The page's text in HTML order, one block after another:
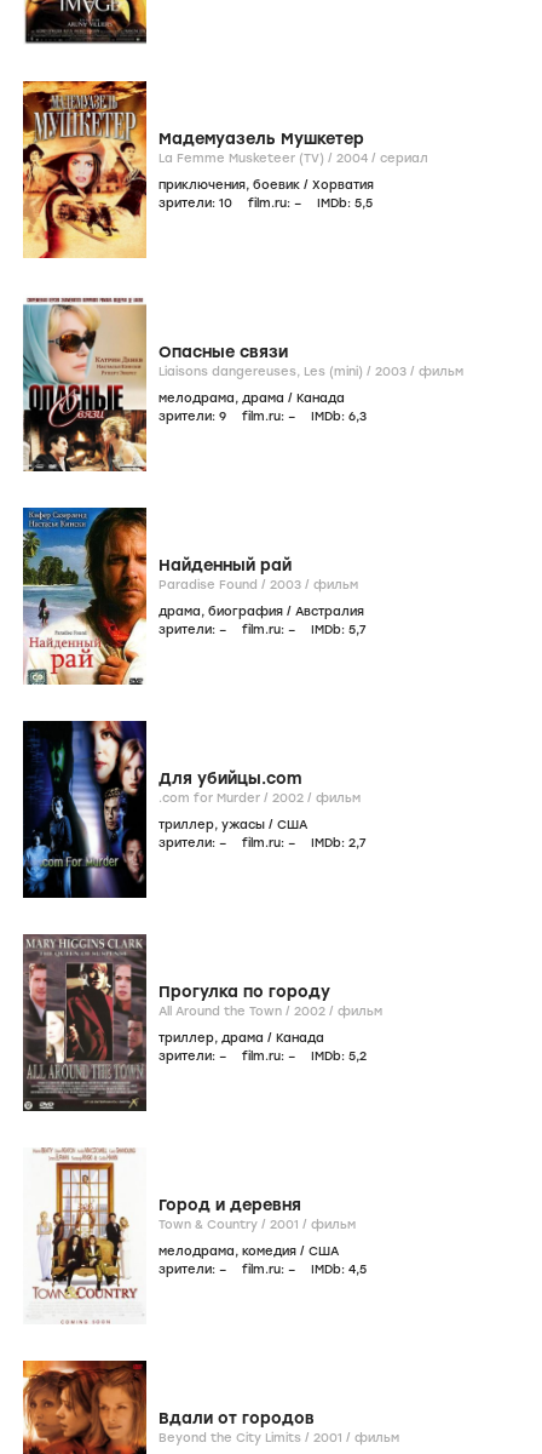
Мадемуазель Мушкетер
La Femme Musketeer (TV) / 2004 / сериал
приключения, боевик / Хорватия
зрители: 10 film.ru: – IMDb: 5,5
Опасные связи
Liaisons dangereuses, Les (mini) / 2003 / фильм
мелодрама, драма / Канада
зрители: 9 film.ru: – IMDb: 6,3
Найденный рай
Paradise Found / 2003 / фильм
драма, биография / Австралия
зрители: – film.ru: – IMDb: 5,7
Для убийцы.com
.com for Murder / 2002 / фильм
триллер, ужасы / США
зрители: – film.ru: – IMDb: 2,7
Прогулка по городу
All Around the Town / 2002 / фильм
триллер, драма / Канада
зрители: – film.ru: – IMDb: 5,2
Город и деревня
Town & Country / 2001 / фильм
мелодрама, комедия / США
зрители: – film.ru: – IMDb: 4,5
Вдали от городов
Beyond the City Limits / 2001 / фильм